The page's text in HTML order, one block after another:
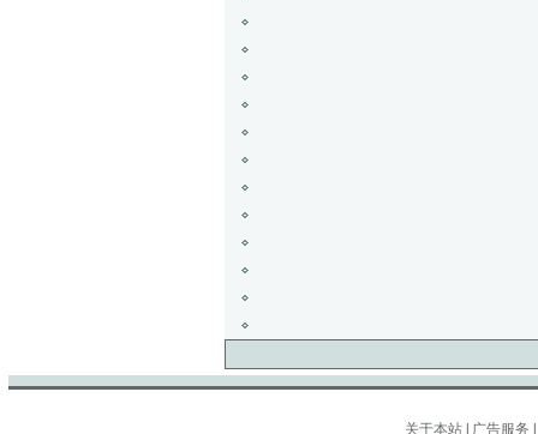
关于本站 广告服务